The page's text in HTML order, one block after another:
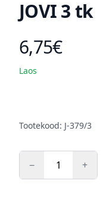
JOVI 3 tk
Toote hind
6,75€
Laos
Tootekood: J-379/3
− +